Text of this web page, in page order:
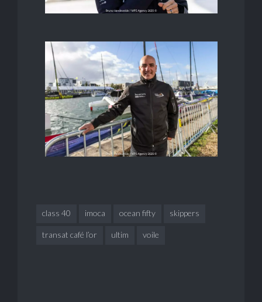
class 40 imoca ocean fifty skippers
transat café l’or ultim voile